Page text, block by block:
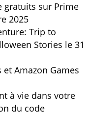
gratuits sur Prime
2025
Trip to
Stories le 31
et Amazon Games
à vie dans votre
du code